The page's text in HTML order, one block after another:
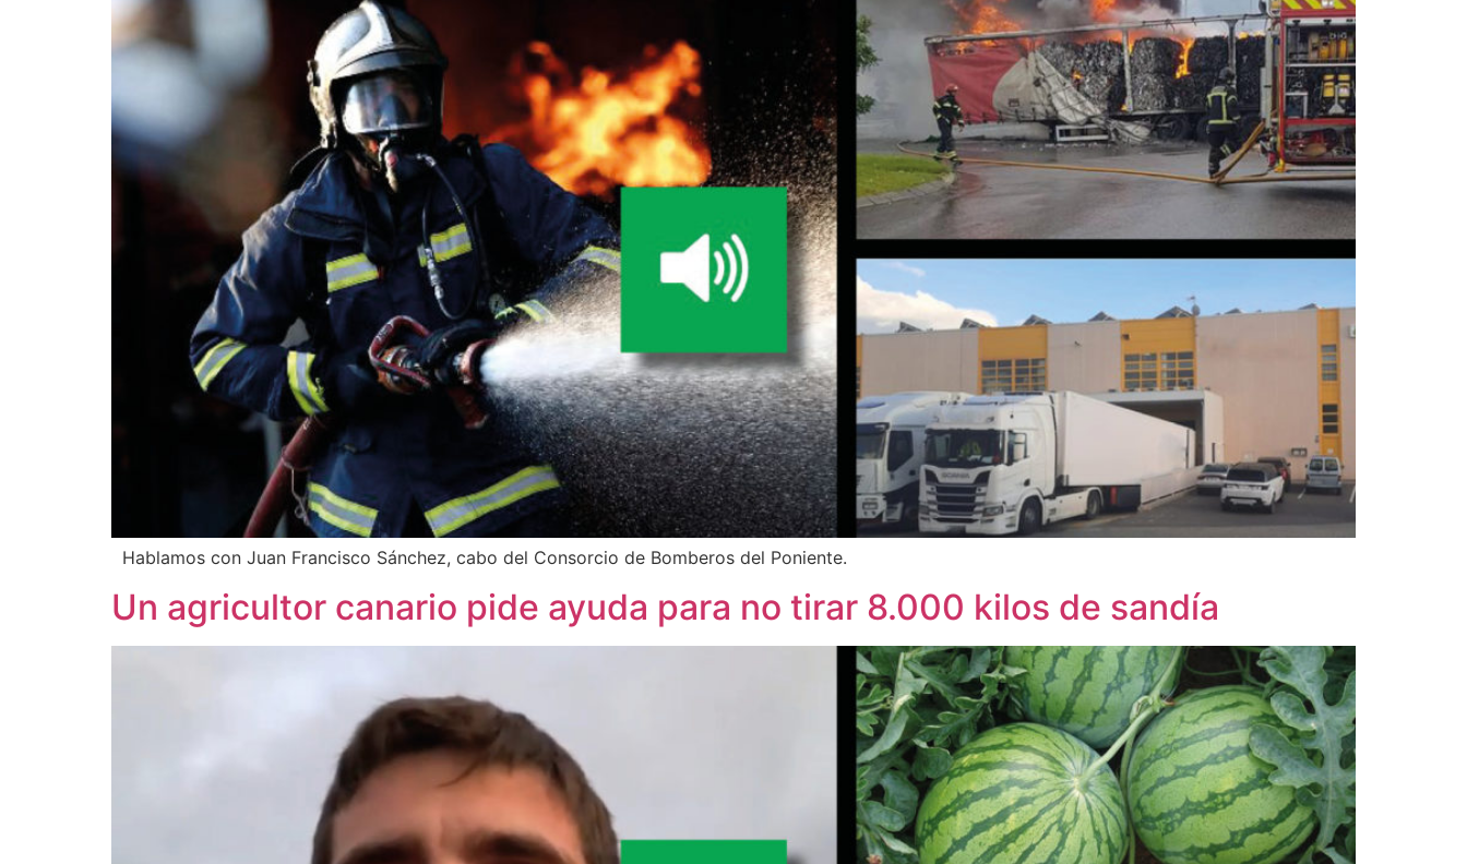
Hablamos con Juan Francisco Sánchez, cabo del Consorcio de Bomberos del Poniente.
Un agricultor canario pide ayuda para no tirar 8.000 kilos de sandía